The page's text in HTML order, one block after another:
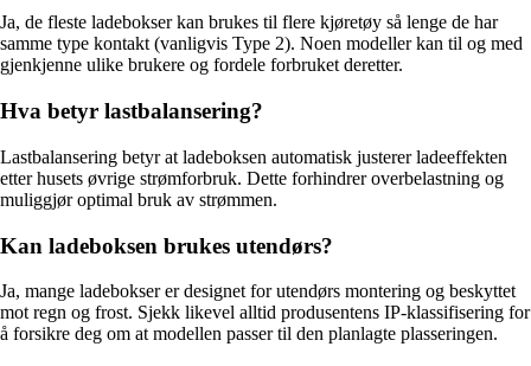
Ja, de fleste ladebokser kan brukes til flere kjøretøy så lenge de har
samme type kontakt (vanligvis Type 2). Noen modeller kan til og med
gjenkjenne ulike brukere og fordele forbruket deretter.
Hva betyr lastbalansering?
Lastbalansering betyr at ladeboksen automatisk justerer ladeeffekten
etter husets øvrige strømforbruk. Dette forhindrer overbelastning og
muliggjør optimal bruk av strømmen.
Kan ladeboksen brukes utendørs?
Ja, mange ladebokser er designet for utendørs montering og beskyttet
mot regn og frost. Sjekk likevel alltid produsentens IP-klassifisering for
å forsikre deg om at modellen passer til den planlagte plasseringen.